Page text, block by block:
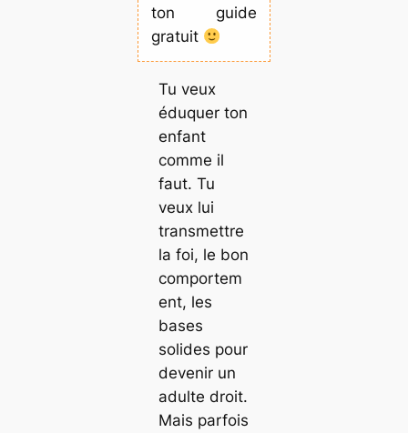
ton guide
gratuit
Tu veux
éduquer ton
enfant
comme il
faut. Tu
veux lui
transmettre
la foi, le bon
comportem
ent, les
bases
solides pour
devenir un
adulte droit.
Mais parfois